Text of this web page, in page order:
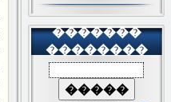
�������
��������